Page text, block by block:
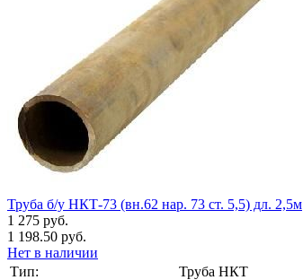
Труба б/у НКТ-73 (вн.62 нар. 73 ст. 5,5) дл. 2,5м
1 275 руб.
1 198.50 руб.
Нет в наличии
Тип:
Труба НКТ